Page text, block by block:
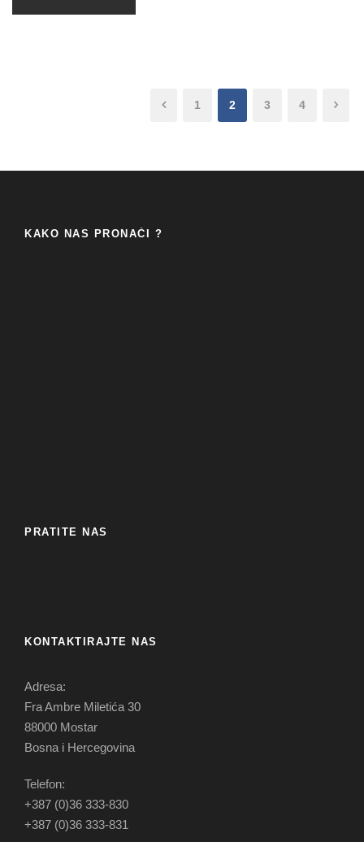
1 2 3 4
KAKO NAS PRONAĆI ?
PRATITE NAS
KONTAKTIRAJTE NAS
Adresa:
Fra Ambre Miletića 30
88000 Mostar
Bosna i Hercegovina
Telefon:
+387 (0)36 333-830
+387 (0)36 333-831